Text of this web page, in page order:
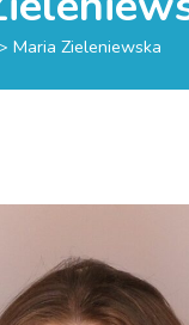
Maria Zieleniewska